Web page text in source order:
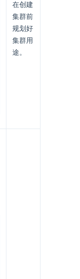
在创建
集群前
规划好
集群用
途。